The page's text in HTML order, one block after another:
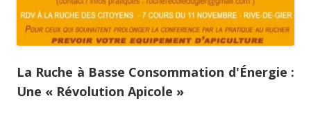
La Ruche à Basse Consommation d'Énergie :
Une « Révolution Apicole »